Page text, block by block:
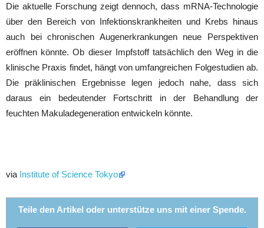
Die aktuelle Forschung zeigt dennoch, dass mRNA-Technologie
über den Bereich von Infektionskrankheiten und Krebs hinaus
auch bei chronischen Augenerkrankungen neue Perspektiven
eröffnen könnte. Ob dieser Impfstoff tatsächlich den Weg in die
klinische Praxis findet, hängt von umfangreichen Folgestudien ab.
Die präklinischen Ergebnisse legen jedoch nahe, dass sich
daraus ein bedeutender Fortschritt in der Behandlung der
feuchten Makuladegeneration entwickeln könnte.
via Institute of Science Tokyo
Teile den Artikel oder unterstütze uns mit einer Spende.